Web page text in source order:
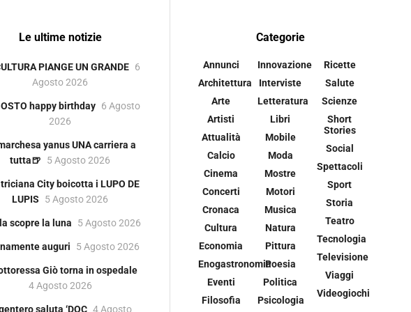
Le ultime notizie
PIANGE UN GRANDE 6
Agosto 2026
happy birthday 6 Agosto
2026
yanus UNA carriera a
tutta🍺
5 Agosto 2026
City boicotta i LUPO DE
LUPIS
5 Agosto 2026
scopre la luna 5 Agosto 2026
auguri 5 Agosto 2026
Giò torna in ospedale
4 Agosto 2026
saluta ‘DOC 4 Agosto
Categorie
Annunci
Architettura
Arte
Artisti
Attualità
Calcio
Cinema
Concerti
Cronaca
Cultura
Economia
Enogastronomia
Eventi
Filosofia
Innovazione
Interviste
Letteratura
Libri
Mobile
Moda
Mostre
Motori
Musica
Natura
Pittura
Poesia
Politica
Psicologia
Ricette
Salute
Scienze
Short
Stories
Social
Spettacoli
Sport
Storia
Teatro
Tecnologia
Televisione
Viaggi
Videogiochi